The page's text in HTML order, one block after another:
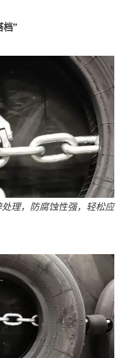
档”
理，防腐蚀性强，轻松应